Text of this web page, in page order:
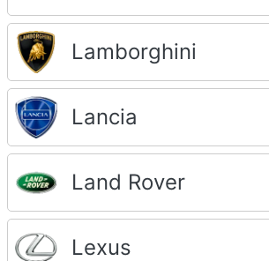
Lamborghini
Lancia
Land Rover
Lexus